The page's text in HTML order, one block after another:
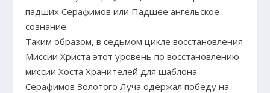
падших Серафимов или Падшее ангельское
сознание.
Таким образом, в седьмом цикле восстановления
Миссии Христа этот уровень по восстановлению
миссии Хоста Хранителей для шаблона
Серафимов Золотого Луча одержал победу на